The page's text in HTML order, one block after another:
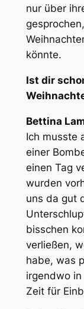
nur über
könnte.
Ist dir
Bettina
Ich musste
einer
einen Tag
wurden
uns da gut
bisschen
verließen,
habe, was
irgendwo
Zeit für